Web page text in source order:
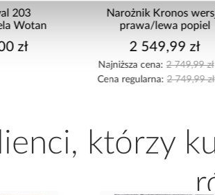
wersja
popiel
zł
Kuchnia narożna
Biały/Artisan
Cm
9 999,00 zł
którzy